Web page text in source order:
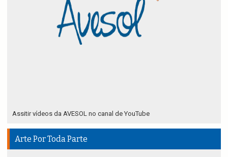
Assitir vídeos da AVESOL no canal de YouTube
Arte Por Toda Parte